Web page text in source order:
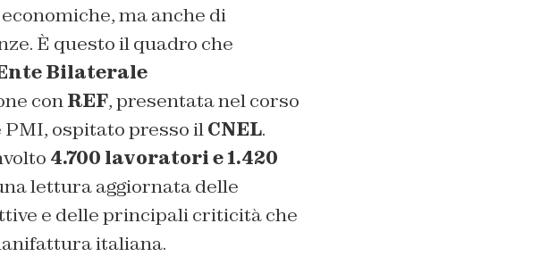
ma anche di
È questo il quadro che
Bilaterale
conREF, presentata nel corso
PMI, ospitato presso ilCNEL.
4.700 lavoratori e 1.420
lettura aggiornata delle
e delle principali criticità che
italiana.